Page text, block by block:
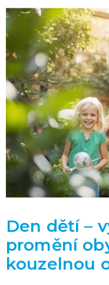
Den dětí –
promění
kouzelnou